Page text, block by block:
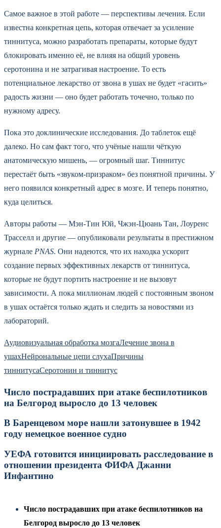
Самое важное в этой работе — перспективы лечения. Если
известна конкретная цепь, которая отвечает за усиление
тиннитуса, можно разработать препараты, которые будут
блокировать именно её, не влияя на общий уровень
серотонина и не затрагивая настроение. То есть
потенциальное лекарство от звона в ушах не будет «гасить»
радость жизни — оно будет работать точечно, только по
нужному адресу.
Пока это доклинические исследования. До таблеток ещё
далеко. Но сам факт того, что учёные нашли чёткую
анатомическую мишень, — огромный шаг. Тиннитус
перестаёт быть «звуком-призраком» без понятной причины. У
него появился конкретный адрес в мозге. И теперь понятно,
куда целиться.
Авторы работы — Мэн-Тин Юй, Чжэн-Цюань Тан, Лоуренс
Трасселл и другие — опубликовали результаты в престижном
журнале PNAS. Они надеются, что их находка ускорит
создание первых эффективных лекарств от тиннитуса,
которые не будут портить настроение и не вызовут
зависимости. А пока миллионам людей с постоянным звоном
в ушах остаётся только ждать и следить за новостями из
лабораторий.
Аудиовизуальная обработка мозгаЛечение звона в
ушахНейрональные цепи слухаПричины
тиннитусаСеротонин и тиннитус
Число пострадавших при атаке беспилотников
на Белгород выросло до 13 человек
В Баренцевом море нашли затонувшее в 1942
году немецкое военное судно
УЕФА готовится инициировать расследование в
отношении президента ФИФА Джанни
Инфантино
Число пострадавших при атаке беспилотников на
Белгород выросло до 13 человек